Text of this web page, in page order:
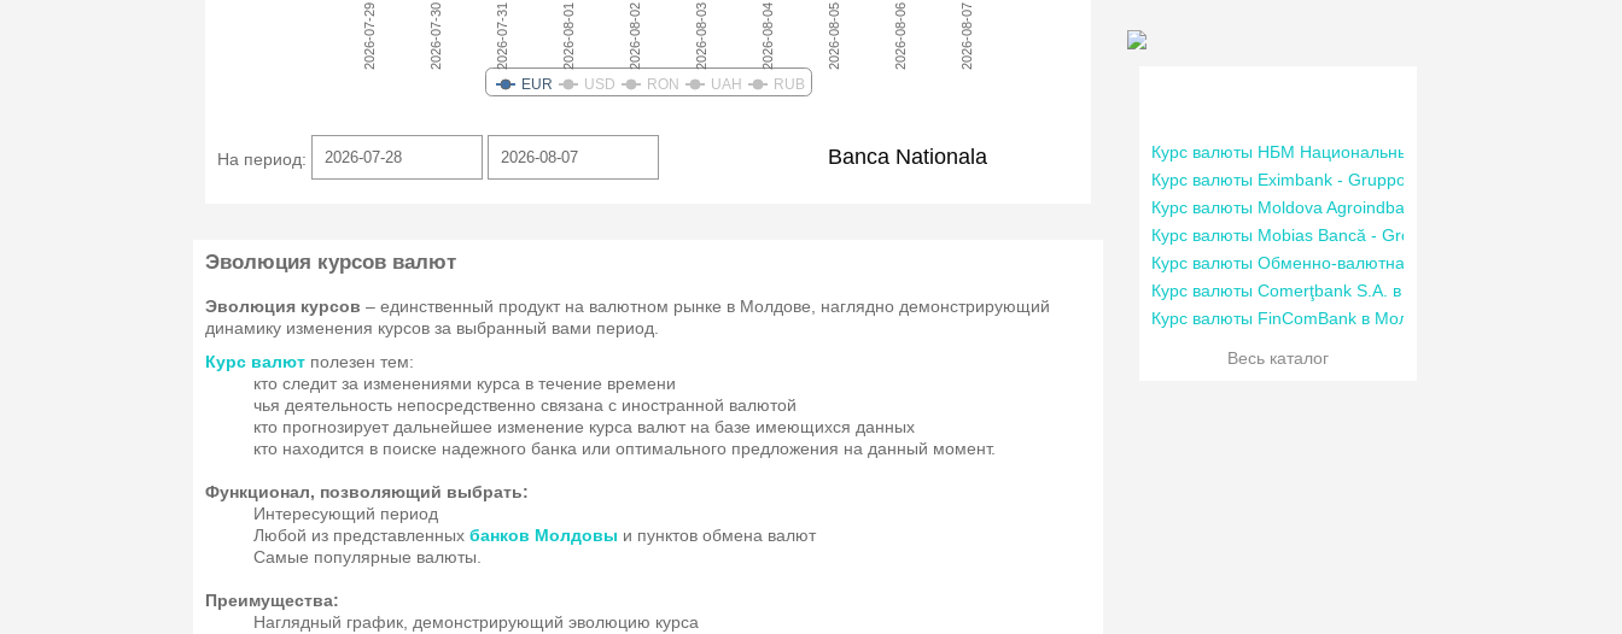
EUR USD RON UAH RUB
2026-07-29 2026-07-30 2026-07-31 2026-08-01 2026-08-02 2026-08-03 2026-08-04 2026-08-05 2026-08-06 2026-08-07
На период: Banca Nationala
Эволюция курсов валют
Эволюция курсов – единственный продукт на валютном рынке в Молдове, наглядно демонстрирующий
динамику изменения курсов за выбранный вами период.
Курс валют полезен тем:
кто следит за изменениями курса в течение времени
чья деятельность непосредственно связана с иностранной валютой
кто прогнозирует дальнейшее изменение курса валют на базе имеющихся данных
кто находится в поиске надежного банка или оптимального предложения на данный момент.
Функционал, позволяющий выбрать:
Интересующий период
Любой из представленных банков Молдовы и пунктов обмена валют
Самые популярные валюты.
Преимущества:
Наглядный график, демонстрирующий эволюцию курса
Курс валюты НБМ Национальный банк Молдовы
Курс валюты Eximbank - Gruppo Veneto Banca в Молдове
Курс валюты Moldova Agroindbank в Молдове
Курс валюты Mobias Bancă - Groupe Societe Generale
Курс валюты Обменно-валютная касса “Deghest”
Курс валюты Comerţbank S.A. в Молдове
Курс валюты FinComBank в Молдове
Весь каталог